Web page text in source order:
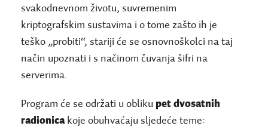
svakodnevnom životu, suvremenim
kriptografskim sustavima i o tome zašto ih je
teško „probiti“, stariji će se osnovnoškolci na taj
način upoznati i s načinom čuvanja šifri na
serverima.
Program će se održati u obliku pet dvosatnih
radionicakoje obuhvaćaju sljedeće teme: